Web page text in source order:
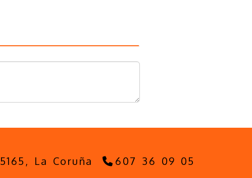
La Coruña 607 36 09 05